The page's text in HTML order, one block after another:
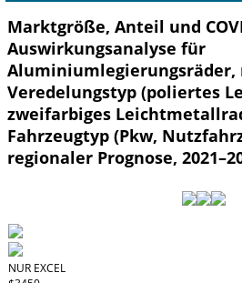
Marktgröße, Anteil und
Auswirkungsanalyse für
Aluminiumlegierungsräder,
Veredelungstyp (poliertes
zweifarbiges
Fahrzeugtyp (Pkw,
regionaler Prognose,
NUR EXCEL